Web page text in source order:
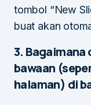
tombol “New
buat akan
3.
bawaan
halaman) di